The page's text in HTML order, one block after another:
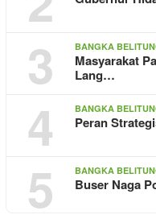
3 BANGKA
Masyarakat
Lang…
4 BANGKA
Peran
5 BANGKA
Buser Naga